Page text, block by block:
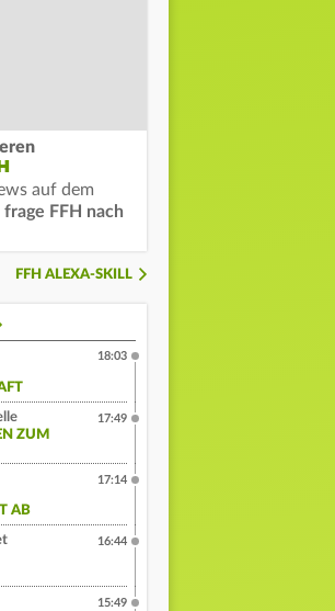
auf dem
frage FFH nach
FFH ALEXA-SKILL
18:03
ZUM
17:49
AB
17:14
16:44
15:49